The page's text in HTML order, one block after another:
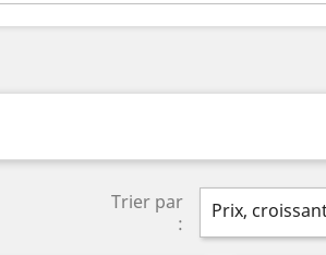
Trier par
:
Prix,